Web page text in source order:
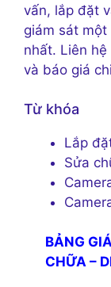
vấn, lắp đặt
giám sát một
nhất. Liên
và báo giá
Từ khóa
Lắp
Sửa
BẢNG
CHỮA –